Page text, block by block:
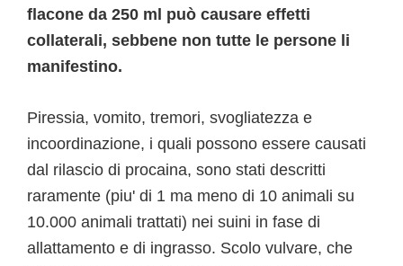
flacone da 250 ml può causare effetti
collaterali, sebbene non tutte le persone li
manifestino.
Piressia, vomito, tremori, svogliatezza e
incoordinazione, i quali possono essere causati
dal rilascio di procaina, sono stati descritti
raramente (piu' di 1 ma meno di 10 animali su
10.000 animali trattati) nei suini in fase di
allattamento e di ingrasso. Scolo vulvare, che